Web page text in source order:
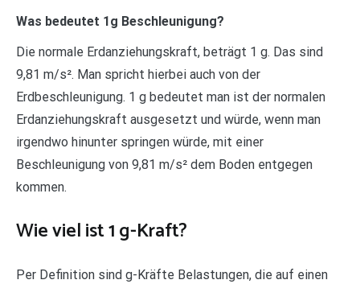
Was bedeutet 1g Beschleunigung?
Die normale Erdanziehungskraft, beträgt 1 g. Das sind
9,81 m/s². Man spricht hierbei auch von der
Erdbeschleunigung. 1 g bedeutet man ist der normalen
Erdanziehungskraft ausgesetzt und würde, wenn man
irgendwo hinunter springen würde, mit einer
Beschleunigung von 9,81 m/s² dem Boden entgegen
kommen.
Wie viel ist 1 g-Kraft?
Per Definition sind g-Kräfte Belastungen, die auf einen